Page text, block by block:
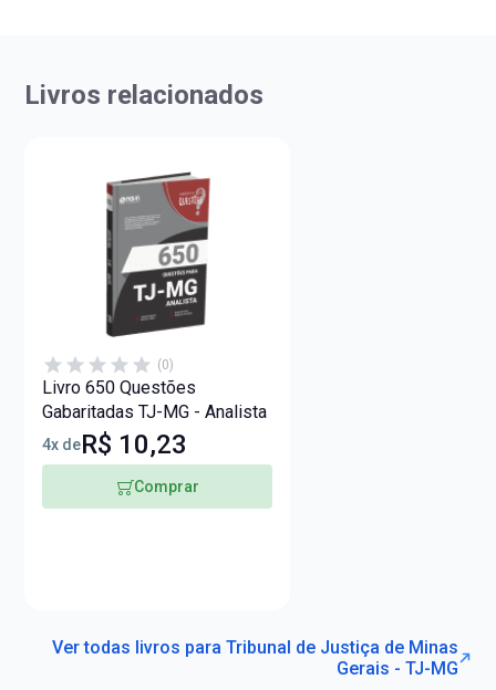
Livros relacionados
(0)
Livro 650 Questões
Gabaritadas TJ-MG - Analista
4x deR$ 10,23
Comprar
Ver todas livros para Tribunal de Justiça de Minas
Gerais - TJ-MG